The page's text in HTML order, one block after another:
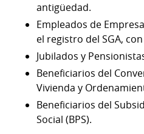
antigüedad.
Empleados de
el registro del SGA,
Jubilados y
Beneficiarios del
Vivienda y
Beneficiarios del
Social (BPS).